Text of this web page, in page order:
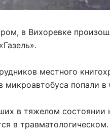
в Вихоревке
местного
микроавтобуса попали
в тяжелом состоянии
в